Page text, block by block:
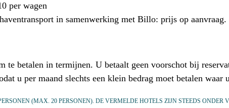
per wagen
in samenwerking met Billo: prijs op aanvraag.
te betalen in termijnen. U betaalt geen voorschot bij
u per maand slechts een klein bedrag moet betalen
(MAX. 20 PERSONEN). DE VERMELDE HOTELS ZIJN STEEDS